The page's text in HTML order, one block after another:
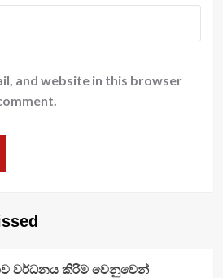
and website in this browser
වර්ධනය කිරීම වෙනුවෙන්